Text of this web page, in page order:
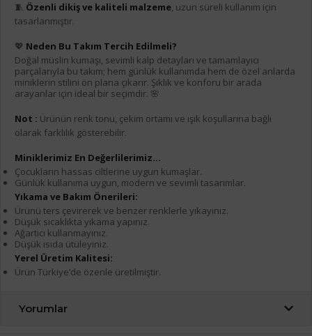
🧵 Özenli dikiş ve kaliteli malzeme, uzun süreli kullanım için
tasarlanmıştır.
💖 Neden Bu Takım Tercih Edilmeli?
Doğal müslin kumaşı, sevimli kalp detayları ve tamamlayıcı
parçalarıyla bu takım; hem günlük kullanımda hem de özel anlarda
miniklerin stilini ön plana çıkarır. Şıklık ve konforu bir arada
arayanlar için ideal bir seçimdir. 🌸
Not : Ürünün renk tonu, çekim ortamı ve ışık koşullarına bağlı
olarak farklılık gösterebilir.
Miniklerimiz En Değerlilerimiz...
Çocukların hassas ciltlerine uygun kumaşlar.
Günlük kullanıma uygun, modern ve sevimli tasarımlar.
Yıkama ve Bakım Önerileri:
Ürünü ters çevirerek ve benzer renklerle yıkayınız.
Düşük sıcaklıkta yıkama yapınız.
Ağartıcı kullanmayınız.
Düşük ısıda ütüleyiniz.
Yerel Üretim Kalitesi:
Ürün Türkiye’de özenle üretilmiştir.
Yorumlar